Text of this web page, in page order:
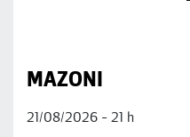
MAZONI
21/08/2026 - 21 h